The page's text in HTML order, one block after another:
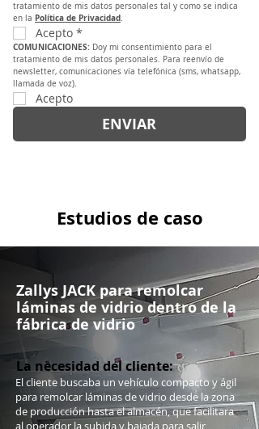
tratamiento de mis datos personales tal y como se indica
en la Política de Privacidad.
Acepto *
COMUNICACIONES: Doy mi consentimiento para el
tratamiento de mis datos personales. Para reenvío de
newsletter, comunicaciones vía telefónica (sms, whatsapp,
llamada de voz).
Acepto
ENVIAR
Estudios de caso
Zallys JACK para remolcar
láminas de vidrio dentro de la
fábrica de vidrio
La necesidad del cliente:
El cliente buscaba un vehículo compacto y ágil
para remolcar láminas de vidrio desde la zona
de producción hasta el almacén, que facilitara
al operador la subida y bajada para salir